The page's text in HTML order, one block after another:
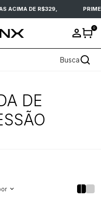
ACIMA DE R$329,
0
Busca
DE